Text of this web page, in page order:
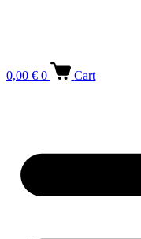
0,00 € 0 Cart